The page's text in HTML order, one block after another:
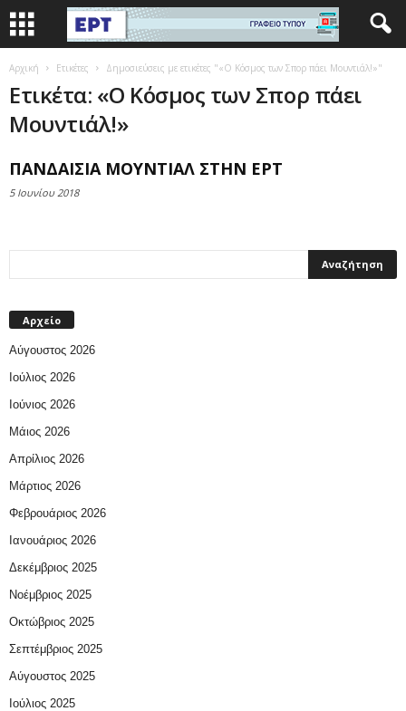
Αρχική Ετικέτες Δημοσιεύσεις με ετικέτες "«Ο Κόσμος των Σπορ πάει Μουντιάλ!»"
Ετικέτα: «Ο Κόσμος των Σπορ πάει
Μουντιάλ!»
ΠΑΝΔΑΙΣΙΑ ΜΟΥΝΤΙΑΛ ΣΤΗΝ ΕΡΤ
5 Ιουνίου 2018
Αρχείο
Αύγουστος 2026
Ιούλιος 2026
Ιούνιος 2026
Μάιος 2026
Απρίλιος 2026
Μάρτιος 2026
Φεβρουάριος 2026
Ιανουάριος 2026
Δεκέμβριος 2025
Νοέμβριος 2025
Οκτώβριος 2025
Σεπτέμβριος 2025
Αύγουστος 2025
Ιούλιος 2025